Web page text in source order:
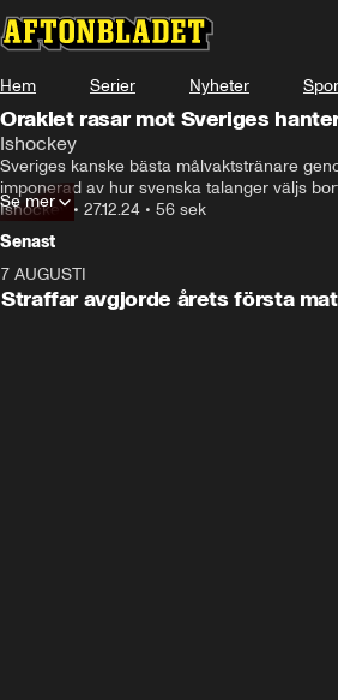
Hem Serier Nyheter
Oraklet rasar mot Sveriges
Ishockey
Sveriges kanske bästa målvaktstränare
imponerad av hur svenska talanger väljs
Ishockey• 27.12.24 • 56 sek
Se mer
Senast
7 AUGUSTI
Straffar avgjorde årets första